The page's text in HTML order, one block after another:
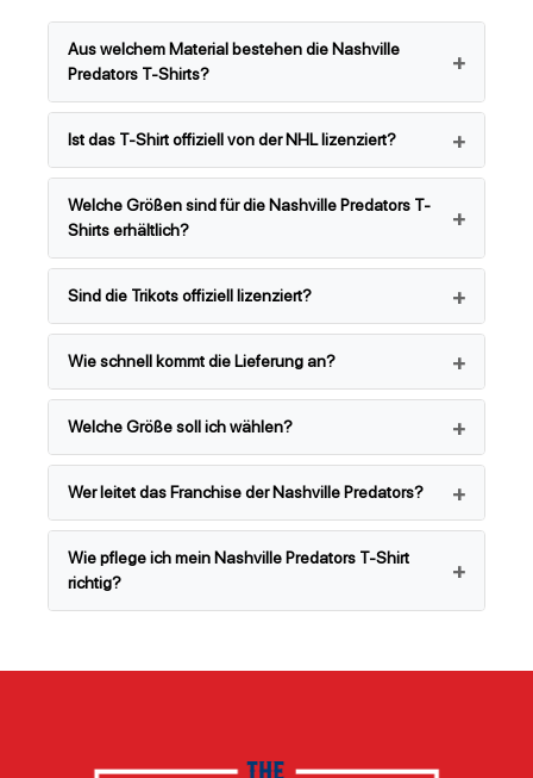
Aus welchem Material bestehen die Nashville
Predators T-Shirts?
Ist das T-Shirt offiziell von der NHL lizenziert?
Welche Größen sind für die Nashville Predators T-
Shirts erhältlich?
Sind die Trikots offiziell lizenziert?
Wie schnell kommt die Lieferung an?
Welche Größe soll ich wählen?
Wer leitet das Franchise der Nashville Predators?
Wie pflege ich mein Nashville Predators T-Shirt
richtig?